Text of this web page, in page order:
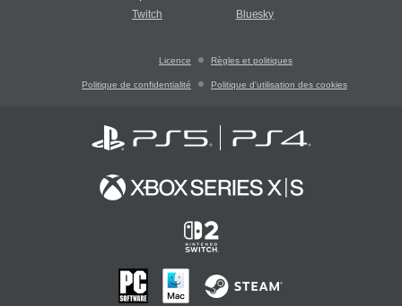
Twitch Bluesky
Licence Règles et politiques
Politique de confidentialité Politique d'utilisation des cookies